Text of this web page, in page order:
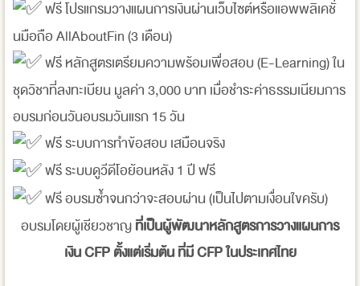
ฟรี โปรแกรมวางแผนการเงินผ่านเว็บไซต์หรือแอพพลิเคชั่
นมือถือ AllAboutFin (3 เดือน)
ฟรี หลักสูตรเตรียมความพร้อมเพื่อสอบ (E-Learning) ใน
ชุดวิชาที่ลงทะเบียน มูลค่า 3,000 บาท เมื่อชำระค่าธรรมเนียมการ
อบรมก่อนวันอบรมวันแรก 15 วัน
ฟรี ระบบการทำข้อสอบ เสมือนจริง
ฟรี ระบบดูวีดีโอย้อนหลัง 1 ปี ฟรี
ฟรี อบรมซ้ำจนกว่าจะสอบผ่าน (เป็นไปตามเงื่อนใขครับ)
อบรมโดยผู้เชียวชาญที่เป็นผู้พัฒนาหลักสูตรการวางแผนการ
เงิน CFP ตั้งแต่เริ่มต้น ที่มี CFP ในประเทศไทย